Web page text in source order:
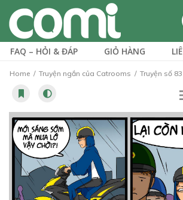
FAQ – HỎI & ĐÁP GIỎ HÀNG
Home Truyện ngắn của Catrooms Truyện số